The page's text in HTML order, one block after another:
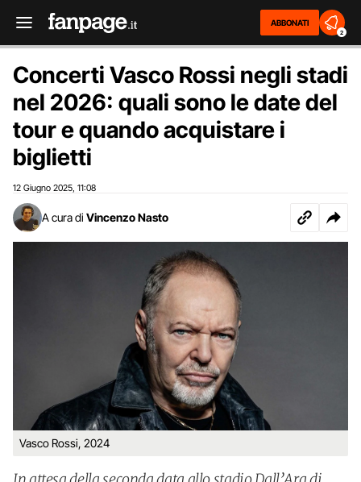
ABBONATI
2
Concerti Vasco Rossi negli stadi
nel 2026: quali sono le date del
tour e quando acquistare i
biglietti
12 Giugno 2025 11:08
A cura di Vincenzo Nasto
Vasco Rossi, 2024